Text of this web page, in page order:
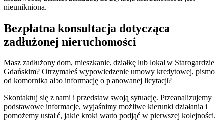
nieunikniona.
Bezpłatna konsultacja dotycząca
zadłużonej nieruchomości
Masz zadłużony dom, mieszkanie, działkę lub lokal w Starogardzie
Gdańskim? Otrzymałeś wypowiedzenie umowy kredytowej, pismo
od komornika albo informację o planowanej licytacji?
Skontaktuj się z nami i przedstaw swoją sytuację. Przeanalizujemy
podstawowe informacje, wyjaśnimy możliwe kierunki działania i
pomożemy ustalić, jakie kroki warto podjąć w pierwszej kolejności.